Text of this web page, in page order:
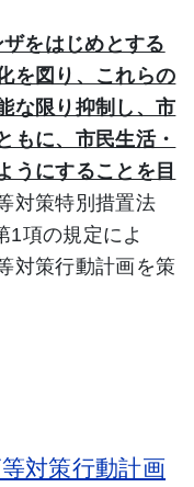
をはじめとする
を図り、これらの
な限り抑制し、市
もに、市民生活・
うにすることを目
対策特別措置法
1項の規定によ
対策行動計画を策
対策行動計画